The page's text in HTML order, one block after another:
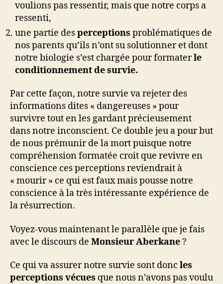
voulions pas ressentir, mais que notre corps a
ressenti,
une partie desperceptions problématiques de
nos parents qu’ils n’ont su solutionner et dont
notre biologie s’est chargée pour formaterle
conditionnement de survie.
Par cette façon, notre survie va rejeter des
informations dites « dangereuses » pour
survivre tout en les gardant précieusement
dans notre inconscient. Ce double jeu a pour but
de nous prémunir de la mort puisque notre
compréhension formatée croit que revivre en
conscience ces perceptions reviendrait à
« mourir » ce qui est faux mais pousse notre
conscience à la très intéressante expérience de
la résurrection.
Voyez-vous maintenant le parallèle que je fais
avec le discours de Monsieur Aberkane?
Ce qui va assurer notre survie sont donc les
perceptions vécues que nous n’avons pas voulu